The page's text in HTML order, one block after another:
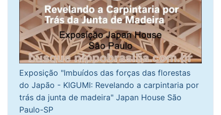
Exposição "Imbuídos das forças das florestas
do Japão - KIGUMI: Revelando a carpintaria por
trás da junta de madeira" Japan House São
Paulo-SP